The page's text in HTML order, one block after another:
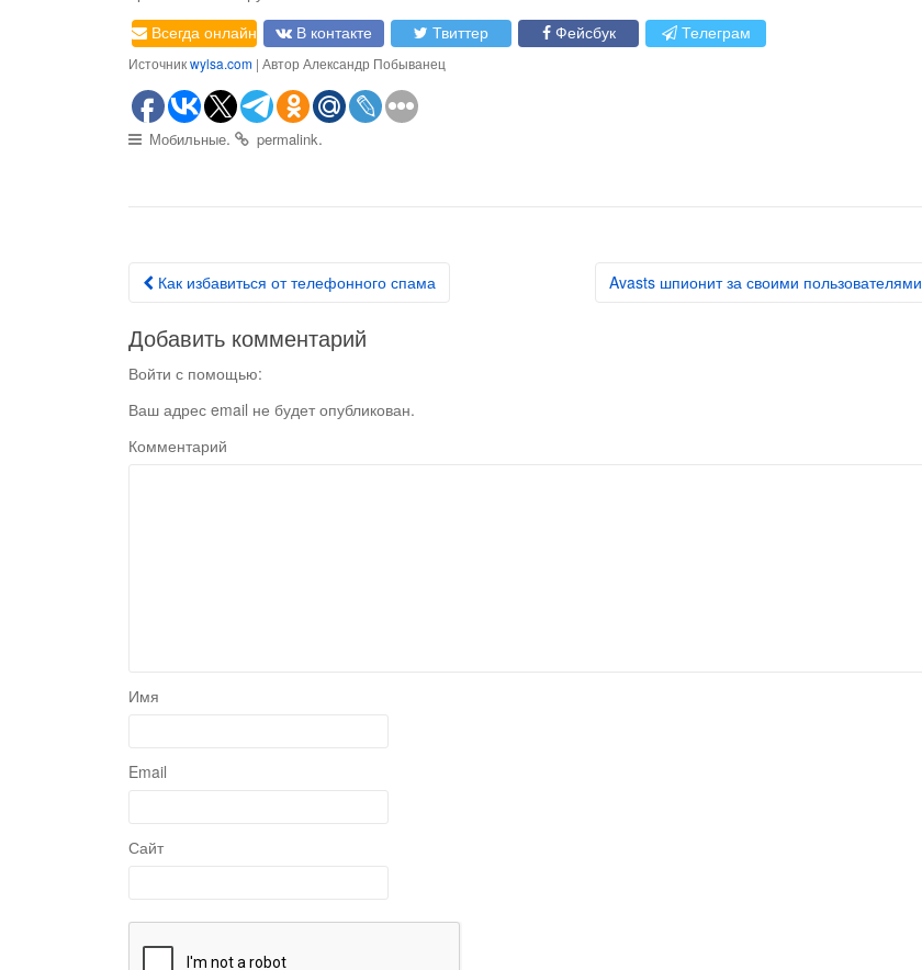
Всегда онлайн
В контакте Твиттер Фейсбук Телеграм
Источникwylsa.com | Автор Александр Побыванец
Мобильные. permalink.
Post navigation
Как избавиться от телефонного спама Avasts шпионит за своими пользователями
Добавить комментарий
Войти с помощью:
Ваш адрес email не будет опубликован.
Комментарий
Имя
Email
Сайт